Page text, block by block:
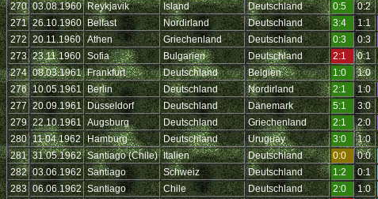
270 03.08.1960 Reykjavik Island Deutschland 0:5 0:2
271 26.10.1960 Belfast Nordirland Deutschland 3:4 1:1
272 20.11.1960 Athen Griechenland Deutschland 0:3 0:3
273 23.11.1960 Sofia Bulgarien Deutschland 2:1 0:1
274 08.03.1961 Frankfurt Deutschland Belgien 1:0 1:0
276 10.05.1961 Berlin Deutschland Nordirland 2:1 1:0
277 20.09.1961 Düsseldorf Deutschland Dänemark 5:1 3:0
279 22.10.1961 Augsburg Deutschland Griechenland 2:1 2:0
280 11.04.1962 Hamburg Deutschland Uruguay 3:0 1:0
281 31.05.1962 Santiago (Chile) Italien Deutschland 0:0 0:0
282 03.06.1962 Santiago Schweiz Deutschland 1:2 0:1
283 06.06.1962 Santiago Chile Deutschland 2:0 1:0